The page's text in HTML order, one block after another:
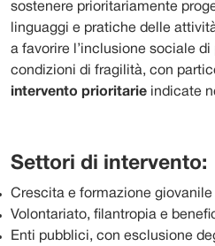
sostenere prioritariamente
linguaggi e pratiche delle
a favorire l’inclusione sociale
condizioni di fragilità, con
intervento prioritarie indicate
Settori di intervento:
Crescita e formazione giovanile
Volontariato, filantropia e
Enti pubblici, con esclusione